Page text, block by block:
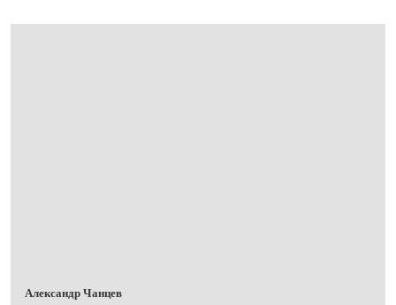
Александр Чанцев